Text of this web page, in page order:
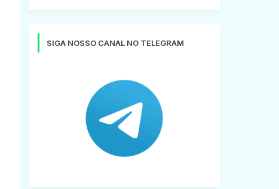
SIGA NOSSO CANAL NO TELEGRAM